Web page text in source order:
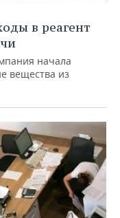
в реагент
начала
вещества из